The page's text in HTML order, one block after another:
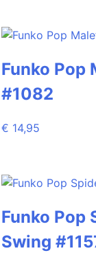
Funko Pop
#1082
€ 14,95
Funko Pop
Swing